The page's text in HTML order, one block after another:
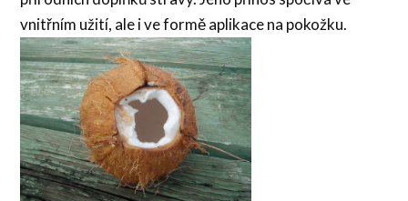
vnitřním užití, ale i ve formě aplikace na pokožku.